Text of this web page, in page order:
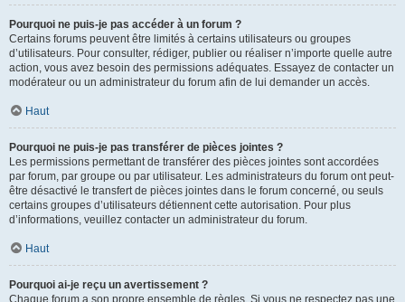
Pourquoi ne puis-je pas accéder à un forum ?
Certains forums peuvent être limités à certains utilisateurs ou groupes
d’utilisateurs. Pour consulter, rédiger, publier ou réaliser n’importe quelle autre
action, vous avez besoin des permissions adéquates. Essayez de contacter un
modérateur ou un administrateur du forum afin de lui demander un accès.
Haut
Pourquoi ne puis-je pas transférer de pièces jointes ?
Les permissions permettant de transférer des pièces jointes sont accordées
par forum, par groupe ou par utilisateur. Les administrateurs du forum ont peut-
être désactivé le transfert de pièces jointes dans le forum concerné, ou seuls
certains groupes d’utilisateurs détiennent cette autorisation. Pour plus
d’informations, veuillez contacter un administrateur du forum.
Haut
Pourquoi ai-je reçu un avertissement ?
Chaque forum a son propre ensemble de règles. Si vous ne respectez pas une